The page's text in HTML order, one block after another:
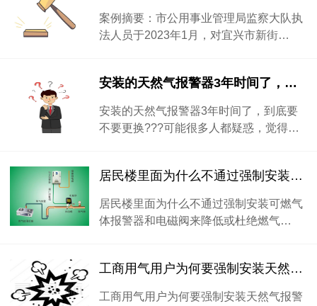
案例摘要：市公用事业管理局监察大队执
法人员于2023年1月，对宜兴市新街…
安装的天然气报警器3年时间了，到底要不要更换???
安装的天然气报警器3年时间了，到底要
不要更换???可能很多人都疑惑，觉得…
居民楼里面为什么不通过强制安装可燃气体报警器和电磁阀来降低或杜绝燃气爆炸类事故风险？？？
居民楼里面为什么不通过强制安装可燃气
体报警器和电磁阀来降低或杜绝燃气…
工商用气用户为何要强制安装天然气报警器？
工商用气用户为何要强制安装天然气报警